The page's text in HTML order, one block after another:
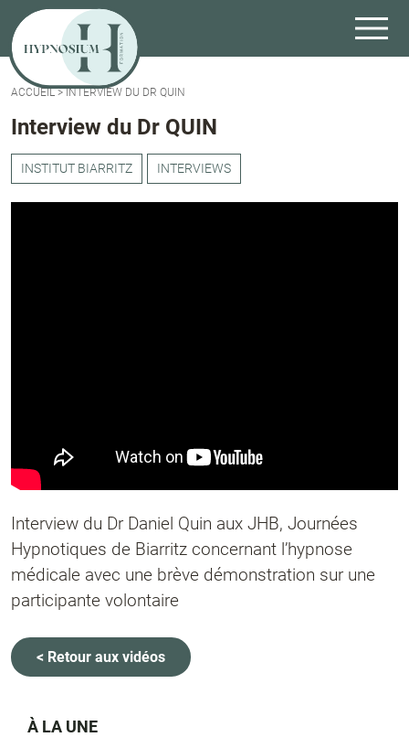
ACCUEIL>INTERVIEW DU DR QUIN
Interview du Dr QUIN
INSTITUT BIARRITZ INTERVIEWS
Interview du Dr Daniel Quin aux JHB, Journées
Hypnotiques de Biarritz concernant l’hypnose
médicale avec une brève démonstration sur une
participante volontaire
< Retour aux vidéos
À LA UNE